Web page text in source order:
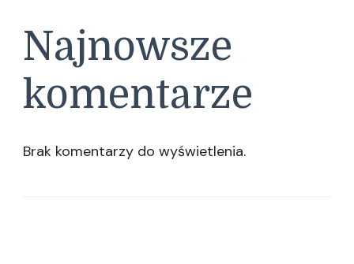
Najnowsze
komentarze
Brak komentarzy do wyświetlenia.